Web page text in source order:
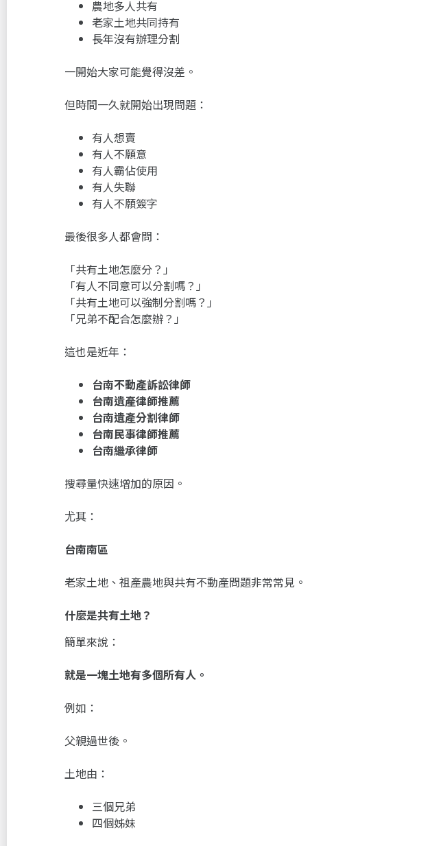
農地多人共有
老家土地共同持有
長年沒有辦理分割
一開始大家可能覺得沒差。
但時間一久就開始出現問題：
有人想賣
有人不願意
有人霸佔使用
有人失聯
有人不願簽字
最後很多人都會問：
「共有土地怎麼分？」
「有人不同意可以分割嗎？」
「共有土地可以強制分割嗎？」
「兄弟不配合怎麼辦？」
這也是近年：
台南不動產訴訟律師
台南遺產律師推薦
台南遺產分割律師
台南民事律師推薦
台南繼承律師
搜尋量快速增加的原因。
尤其：
台南南區
老家土地、祖產農地與共有不動產問題非常常見。
什麼是共有土地？
簡單來說：
就是一塊土地有多個所有人。
例如：
父親過世後。
土地由：
三個兄弟
四個姊妹